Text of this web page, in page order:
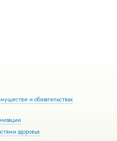
и обязательствах
здоровья